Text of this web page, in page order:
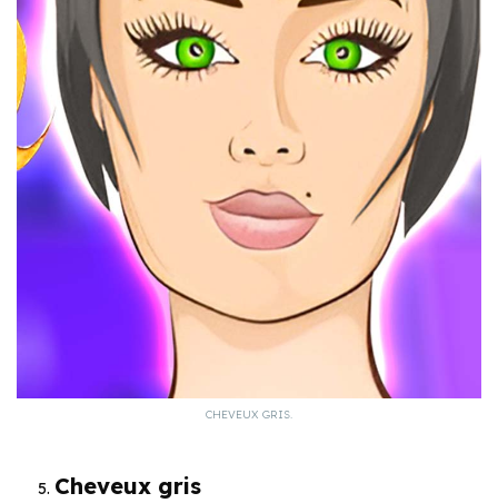
CHEVEUX GRIS.
Cheveux gris